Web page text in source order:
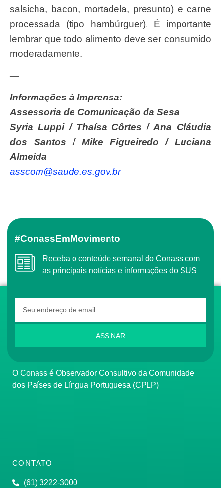
salsicha, bacon, mortadela, presunto) e carne
processada (tipo hambúrguer). É importante
lembrar que todo alimento deve ser consumido
moderadamente.
—
Informações à Imprensa:
Assessoria de Comunicação da Sesa
Syria Luppi / Thaísa Côrtes / Ana Cláudia
dos Santos / Mike Figueiredo / Luciana
Almeida
asscom@saude.es.gov.br
#ConassEmMovimento
Receba o conteúdo semanal do Conass com
as principais notícias e informações do SUS
ASSINAR
O Conass é Observador Consultivo da Comunidade
dos Países de Língua Portuguesa (CPLP)
CONTATO
(61) 3222-3000